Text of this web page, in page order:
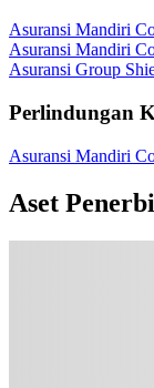
Asuransi Mandiri
Asuransi Mandiri
Asuransi Group
Perlindungan
Asuransi Mandiri
Aset